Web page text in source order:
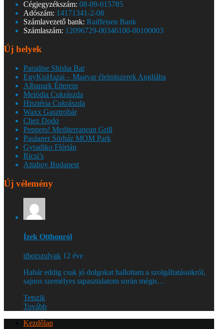
Cégjegyzékszám: 08-09-015785
Adószám: 14171341-2-08
Számlavezető bank: Raiffeisen Bank
Számlaszám: 12096729-00346100-00100003
Új helyek
Paradise Shisha Bar
EgyKisHazai – Magyar élelmiszerek Angliába
Albapark Étterem
Melódia Cukrászda
Hisztéria Cukrászda
Waxx Gasztrobár
Chez Dodo
Peppers! Mediterranean Grill
Paulaner Sörház MOM Park
Gyradiko Flórián
Ricsi’s
Attaboy Budapest
Új vélemény
Ízek Otthonról
tiborszulyak 12 éve
Habár eddig csak jó dolgokat hallottam a szolgáltatásaikról,
sajnos személyes tapasztalatom során mégis…
Tetszik
Tovább
Kezdőlap